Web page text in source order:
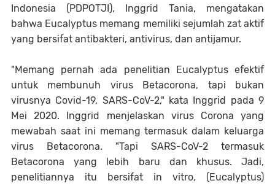
Indonesia (PDPOTJI), Inggrid Tania, mengatakan
bahwa Eucalyptus memang memiliki sejumlah zat aktif
yang bersifat antibakteri, antivirus, dan antijamur.
"Memang pernah ada penelitian Eucalyptus efektif
untuk membunuh virus Betacorona, tapi bukan
virusnya Covid-19, SARS-CoV-2," kata Inggrid pada 9
Mei 2020. Inggrid menjelaskan virus Corona yang
mewabah saat ini memang termasuk dalam keluarga
virus Betacorona. "Tapi SARS-CoV-2 termasuk
Betacorona yang lebih baru dan khusus. Jadi,
penelitiannya itu bersifat in vitro, (Eucalyptus)